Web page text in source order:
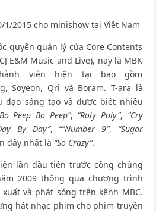
1/2015 cho minishow tại Việt Nam
quyền quản lý của Core Contents
E&M Music and Live), nay là MBK
viên hiện tại bao gồm
Soyeon, Qri và Boram. T-ara là
đạo sáng tạo và được biết nhiều
Peep Bo Peep”, “Roly Poly”, “Cry
By Day”, “”Number 9”, “Sugar
đây nhất là “So Crazy”.
lần đầu tiên trước công chúng
2009 thông qua chương trình
và phát sóng trên kênh MBC.
hát nhạc phim cho phim truyền